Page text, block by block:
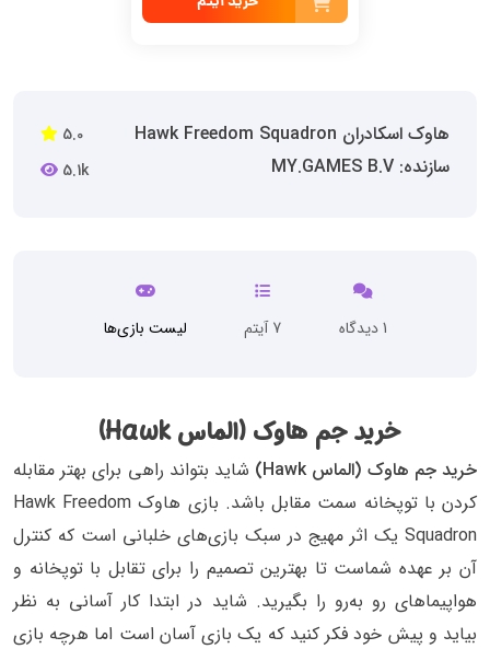
هاوک اسکادران Hawk Freedom Squadron
سازنده: MY.GAMES B.V
5.0
5.1k
1 دیدگاه 7 آیتم لیست بازی‌ها
خرید جم هاوک (الماس Hawk)
خرید جم هاوک (الماس Hawk)
شاید بتواند راهی برای بهتر مقابله
کردن با توپخانه سمت مقابل باشد. بازی هاوک Hawk Freedom
Squadron یک اثر مهیج در سبک بازی‌های خلبانی است که کنترل
آن بر عهده شماست تا بهترین تصمیم را برای تقابل با توپخانه و
هواپیماهای رو به‌رو را بگیرید. شاید در ابتدا کار آسانی به نظر
بیاید و پیش خود فکر کنید که یک بازی آسان است اما هرچه بازی